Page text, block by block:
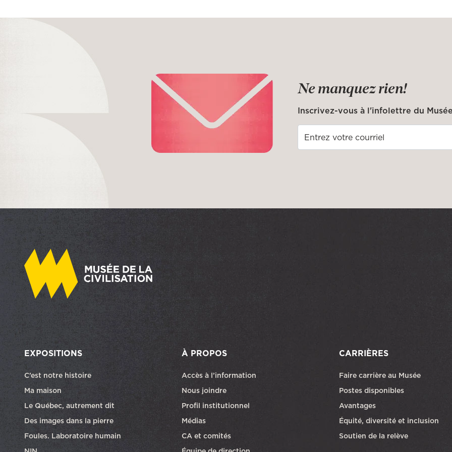
Ne manquez rien!
Inscrivez-vous à l'infolettre du
EXPOSITIONS
C’est notre histoire
Ma maison
Le Québec, autrement dit
Des images dans la pierre
Foules. Laboratoire humain
À PROPOS
Accès à l’information
Nous joindre
Profil institutionnel
Médias
CA et comités
CARRIÈRES
Faire carrière au Musée
Postes disponiblesCe lien
Avantages
Équité, diversité et inclusion
Soutien de la relève